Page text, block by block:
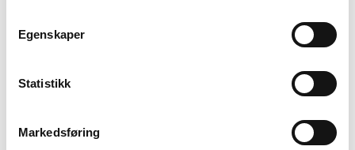
Egenskaper
Statistikk
Markedsføring
GREN BLADER 96CM
MONSTERA I POTTE